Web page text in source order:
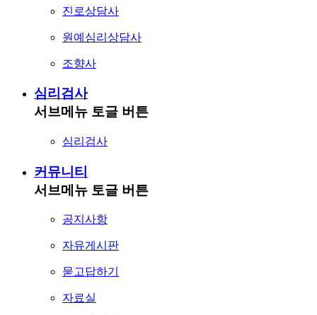
진로상담사
원예심리상담사
조향사
심리검사
서브메뉴 토글 버튼
심리검사
커뮤니티
서브메뉴 토글 버튼
공지사항
자유게시판
묻고답하기
자료실